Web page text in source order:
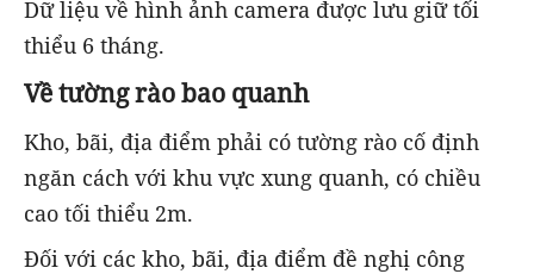
Dữ liệu về hình ảnh camera được lưu giữ tối
thiểu 6 tháng.
Về tường rào bao quanh
Kho, bãi, địa điểm phải có tường rào cố định
ngăn cách với khu vực xung quanh, có chiều
cao tối thiểu 2m.
Đối với các kho, bãi, địa điểm đề nghị công